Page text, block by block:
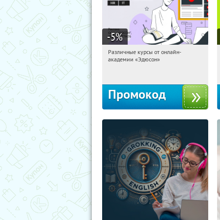
-5%
13:38:15 Получили:
Различные курсы от онлайн-
академии «Эдюсон»
Промокод